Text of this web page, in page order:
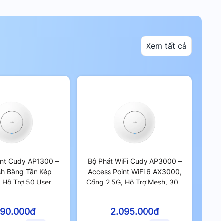
Xem tất cả
Cudy AP1300 –
Băng Tần Kép
Hỗ Trợ 50 User
Bộ Phát WiFi Cudy AP3000 –
Access Point WiFi 6 AX3000,
Cổng 2.5G, Hỗ Trợ Mesh, 300
2.095.000đ